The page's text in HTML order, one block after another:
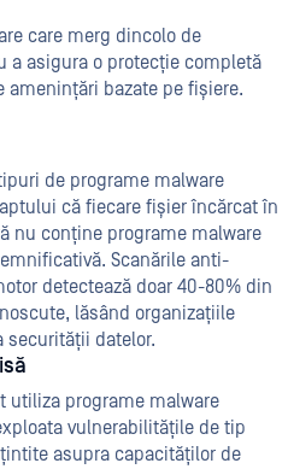
care merg dincolo de
a asigura o protecție completă
bazate pe fișiere.
de programe malware
că fiecare fișier încărcat în
nu conține programe malware
Scanările anti-
detectează doar 40-80% din
lăsând organizațiile
securității datelor.
utiliza programe malware
vulnerabilitățile de tip
asupra capacităților de